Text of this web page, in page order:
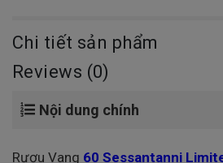
Chi tiết sản phẩm
Reviews (0)
Nội dung chính
Rượu Vang 60 Sessantanni